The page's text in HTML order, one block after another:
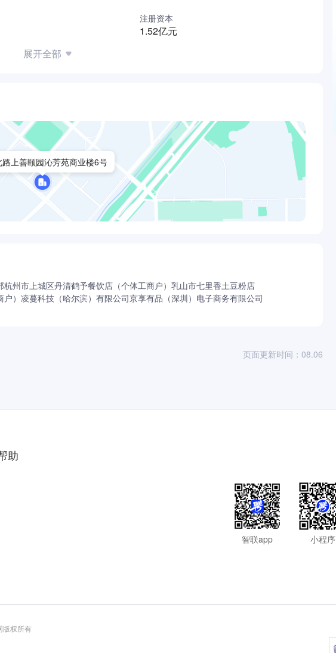
注册资本
1.52亿元
展开全部
上善颐园沁芳苑商业楼6号
杭州市上城区丹清鹤予餐饮店（个体工商户） 乳山市七里香土豆粉店
） 凌蔓科技（哈尔滨）有限公司京享有品（深圳）电子商务有限公司
页面更新时间：08.06
助
智联app 小程序
版权所有